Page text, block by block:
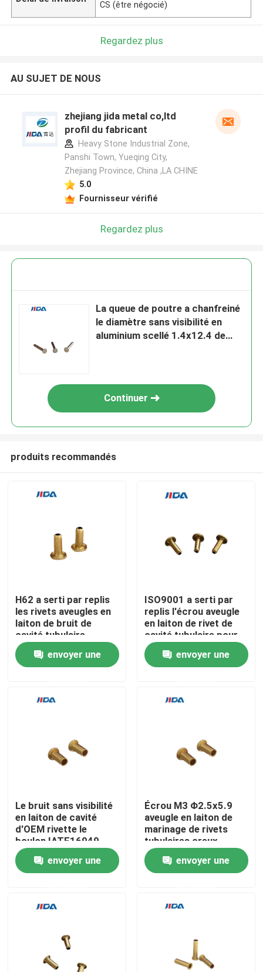
À la maison
Produits
Vidéos
À propos de nous
Contrôle qualité
Nous contacter
Demandez un devis
CS (être négocié)
Regardez plus
AU SUJET DE NOUS
zhejiang jida metal co,ltd
profil du fabricant
Heavy Stone Industrial Zone,
Panshi Town, Yueqing City,
Zhejiang Province, China ,LA CHINE
5.0
Fournisseur vérifié
Regardez plus
La queue de poutre a chanfreiné
le diamètre sans visibilité en
aluminium scellé 1.4x12.4 de
Continuer
produits recommandés
H62 a serti par replis
les rivets aveugles en
laiton de bruit de
cavité tubulaire
adaptés aux besoins
du clientenvoyer une
ISO9001 a serti par
replis l'écrou aveugle
en laiton de rivet de
cavité tubulaire pour
le métal
envoyer une
Le bruit sans visibilité
en laiton de cavité
d'OEM rivette le
boulon IATF16949
envoyer une
Écrou M3 Φ2.5x5.9
aveugle en laiton de
marinage de rivets
tubulaires creux
envoyer une